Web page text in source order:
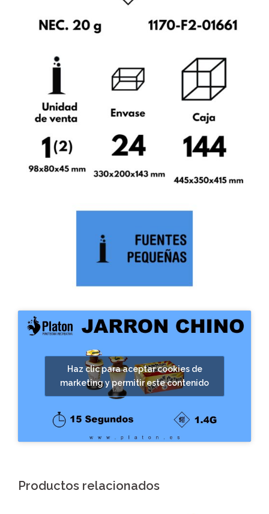
Haz clic para aceptar cookies de
marketing y permitir este contenido
Productos relacionados